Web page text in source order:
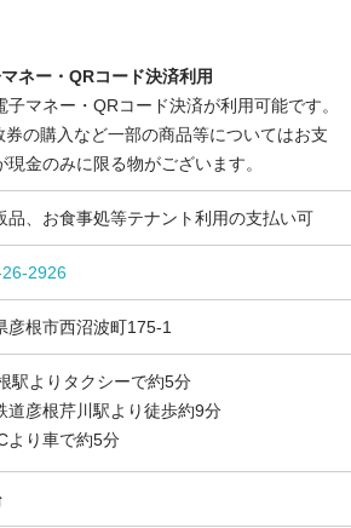
ネー・QRコード決済利用
子マネー・QRコード決済が利用可能です。
の購入など一部の商品等についてはお支
現金のみに限る物がございます。
品、お食事処等テナント利用の支払い可
2926
彦根市西沼波町175-1
駅よりタクシーで約5分
道彦根芹川駅より徒歩約9分
より車で約5分